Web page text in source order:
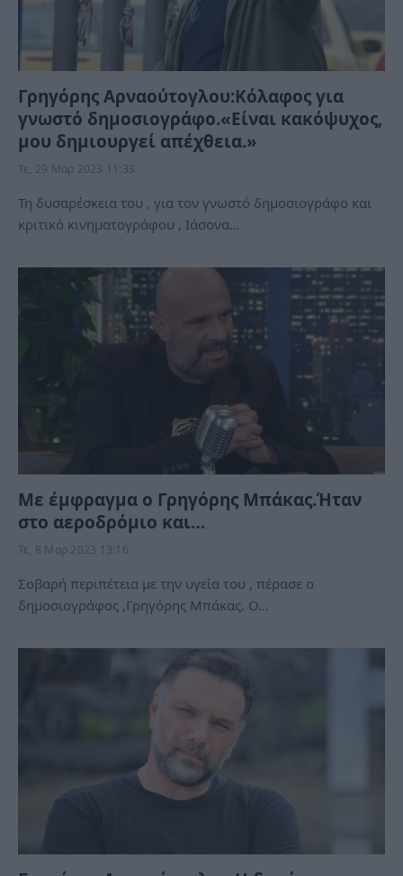
Γρηγόρης Αρναούτογλου:Κόλαφος για
γνωστό δημοσιογράφο.«Είναι κακόψυχος,
μου δημιουργεί απέχθεια.»
Τε, 29 Μαρ 2023 11:33
Τη δυσαρέσκεια του , για τον γνωστό δημοσιογράφο και
κριτικό κινηματογράφου , Ιάσονα…
Με έμφραγμα ο Γρηγόρης Μπάκας.Ήταν
στο αεροδρόμιο και…
Τε, 8 Μαρ 2023 13:16
Σοβαρή περιπέτεια με την υγεία του , πέρασε ο
δημοσιογράφος ,Γρηγόρης Μπάκας. Ο…